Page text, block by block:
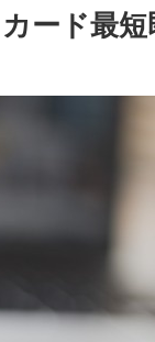
ード最